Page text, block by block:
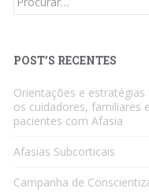
POST’S RECENTES
Orientações e
os cuidadores, familiares
pacientes com Afasia
Afasias Subcorticais
Campanha de